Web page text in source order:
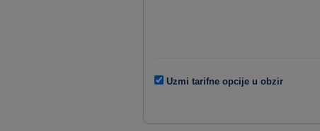
Uzmi tarifne opcije u obzir